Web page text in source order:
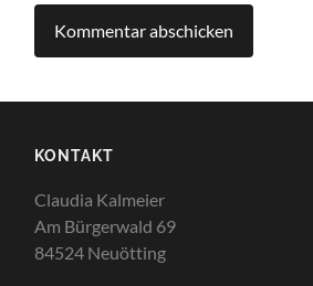
KONTAKT
Claudia Kalmeier
Am Bürgerwald 69
84524 Neuötting